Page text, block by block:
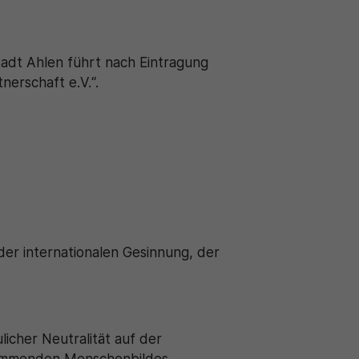
Ahlen führt nach Eintragung
e.V.“.
internationalen Gesinnung, der
Neutralität auf der